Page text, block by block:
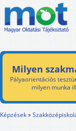
Milyen
Pályaorientációs
milyen munka
Képzések»